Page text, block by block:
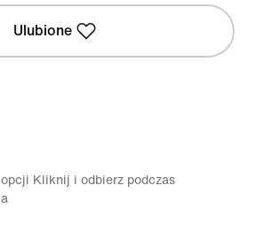
Ulubione
Kliknij i odbierz podczas